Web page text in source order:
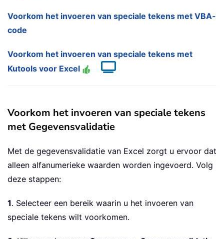
Voorkom het invoeren van speciale tekens met VBA-
code
Voorkom het invoeren van speciale tekens met
Kutools voor Excel
Voorkom het invoeren van speciale tekens
met Gegevensvalidatie
Met de gegevensvalidatie van Excel zorgt u ervoor dat
alleen alfanumerieke waarden worden ingevoerd. Volg
deze stappen:
1. Selecteer een bereik waarin u het invoeren van
speciale tekens wilt voorkomen.